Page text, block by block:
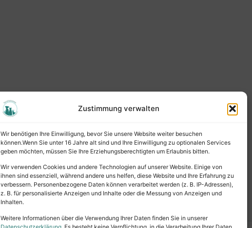
Zustimmung verwalten
Wir benötigen Ihre Einwilligung, bevor Sie unsere Website weiter besuchen
können.Wenn Sie unter 16 Jahre alt sind und Ihre Einwilligung zu optionalen Services
geben möchten, müssen Sie Ihre Erziehungsberechtigten um Erlaubnis bitten.
Wir verwenden Cookies und andere Technologien auf unserer Website. Einige von
ihnen sind essenziell, während andere uns helfen, diese Website und Ihre Erfahrung zu
verbessern. Personenbezogene Daten können verarbeitet werden (z. B. IP-Adressen),
z. B. für personalisierte Anzeigen und Inhalte oder die Messung von Anzeigen und
Inhalten.
Weitere Informationen über die Verwendung Ihrer Daten finden Sie in unserer